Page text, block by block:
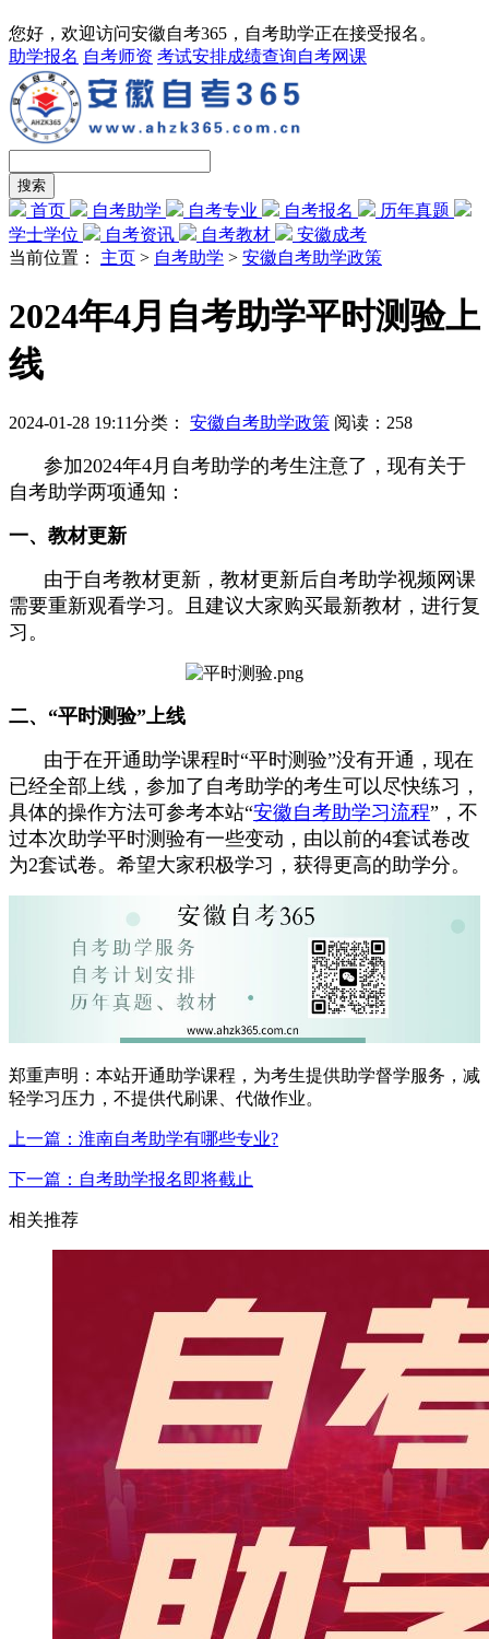
您好，欢迎访问安徽自考365，自考助学正在接受报名。
助学报名 自考师资 考试安排成绩查询自考网课
首页 自考助学 自考专业 自考报名
历年真题
学士学位
自考资讯 自考教材
安徽成考
当前位置： 主页 > 自考助学 > 安徽自考助学政策
2024年4月自考助学平时测验上
线
2024-01-28 19:11分类： 安徽自考助学政策 阅读： 258
参加2024年4月自考助学的考生注意了，现有关于
自考助学两项通知：
一、教材更新
由于自考教材更新，教材更新后自考助学视频网课
需要重新观看学习。且建议大家购买最新教材，进行复
习。
二、“平时测验”上线
由于在开通助学课程时“平时测验”没有开通，现在
已经全部上线，参加了自考助学的考生可以尽快练习，
具体的操作方法可参考本站“安徽自考助学习流程”，不
过本次助学平时测验有一些变动，由以前的4套试卷改
为2套试卷。希望大家积极学习，获得更高的助学分。
郑重声明：本站开通助学课程，为考生提供助学督学服务，减
轻学习压力，不提供代刷课、代做作业。
上一篇：淮南自考助学有哪些专业?
下一篇：自考助学报名即将截止
相关推荐